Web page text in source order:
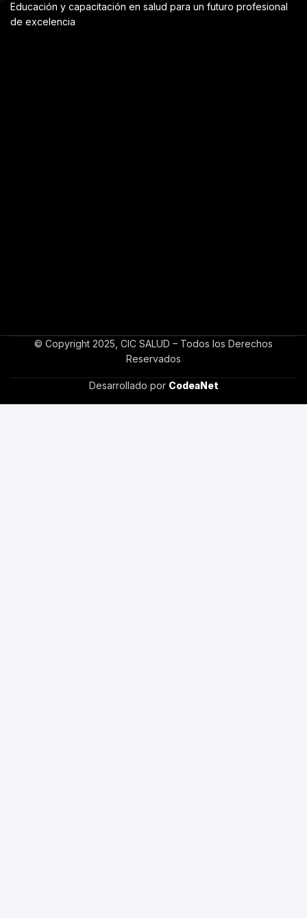
Educación y capacitación en salud para un futuro profesional
de excelencia
© Copyright 2025, CIC SALUD – Todos los Derechos
Reservados
Desarrollado por CodeaNet